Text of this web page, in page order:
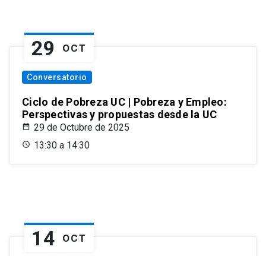
29 OCT
Conversatorio
Ciclo de Pobreza UC | Pobreza y Empleo:
Perspectivas y propuestas desde la UC
29 de Octubre de 2025
13:30 a 14:30
14 OCT